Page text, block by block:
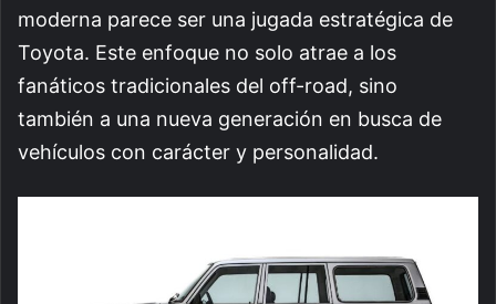
moderna parece ser una jugada estratégica de
Toyota. Este enfoque no solo atrae a los
fanáticos tradicionales del off-road, sino
también a una nueva generación en busca de
vehículos con carácter y personalidad.